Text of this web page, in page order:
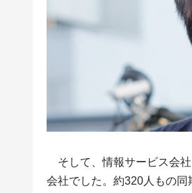
そして、情報サービス会
会社でした。約320人もの同